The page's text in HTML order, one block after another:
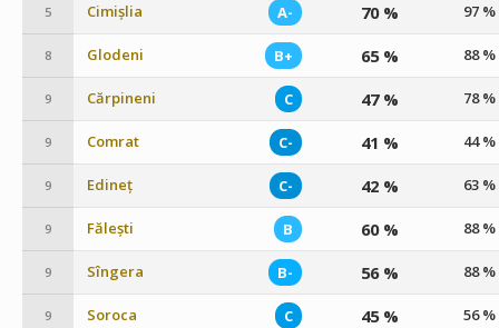
5 Cimișlia A- 70 % 97 %
8 Glodeni B+ 65 % 88 %
9 Cărpineni C 47 % 78 %
9 Comrat C- 41 % 44 %
9 Edineț C- 42 % 63 %
9 Fălești B 60 % 88 %
9 Sîngera B- 56 % 88 %
9 Soroca C 45 % 56 %